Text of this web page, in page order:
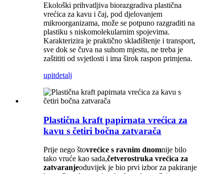
Ekološki prihvatljiva biorazgradiva plastična
vrećica za kavu i čaj, pod djelovanjem
mikroorganizama, može se potpuno razgraditi na
plastiku s niskomolekularnim spojevima.
Karakterizira je praktično skladištenje i transport,
sve dok se čuva na suhom mjestu, ne treba je
zaštititi od svjetlosti i ima širok raspon primjena.
upitdetalj
Plastična kraft papirnata vrećica za
kavu s četiri bočna zatvarača
Prije nego štovrećice s ravnim dnomnije bilo
tako vruće kao sada,četverostruka vrećica za
zatvaranjeoduvijek je bio prvi izbor za pakiranje